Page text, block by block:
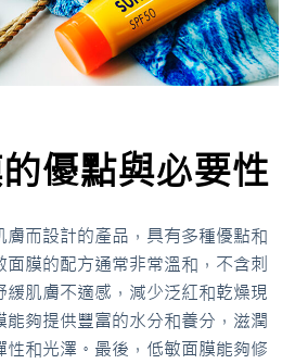
優點與必要性
膚而設計的產品，具有多種優點和
膜的配方通常非常溫和，不含刺
緩肌膚不適感，減少泛紅和乾燥現
能夠提供豐富的水分和養分，滋潤
性和光澤。最後，低敏面膜能夠修